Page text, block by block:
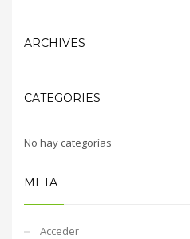
ARCHIVES
CATEGORIES
No hay categorías
META
Acceder